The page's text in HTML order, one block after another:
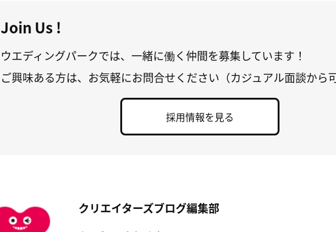
Join Us !
ウエディングパークでは、一緒に働く仲間を募集しています！
ご興味ある方は、お気軽にお問合せください（カジュアル面談から
採用情報を見る
クリエイターズブログ編集部